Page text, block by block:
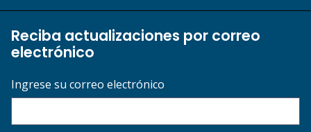
Reciba actualizaciones por correo
electrónico
Ingrese su correo electrónico